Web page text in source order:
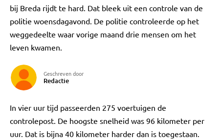
bij Breda rijdt te hard. Dat bleek uit een controle van de
politie woensdagavond. De politie controleerde op het
weggedeelte waar vorige maand drie mensen om het
leven kwamen.
Geschreven door
Redactie
In vier uur tijd passeerden 275 voertuigen de
controlepost. De hoogste snelheid was 96 kilometer per
uur. Dat is bijna 40 kilometer harder dan is toegestaan.